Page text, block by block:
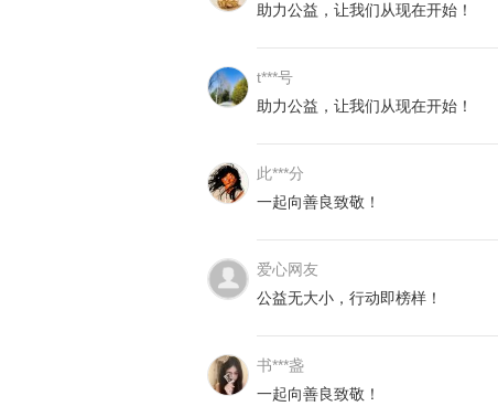
助力公益，让我们从现在开始！
t***号
助力公益，让我们从现在开始！
此***分
一起向善良致敬！
爱心网友
公益无大小，行动即榜样！
书***盏
一起向善良致敬！